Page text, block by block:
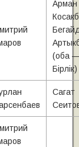
Арман
(оба
Бiрлiк)
Сагат